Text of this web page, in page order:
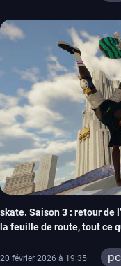
skate. Saison 3 : retour de
la feuille de route, tout ce
20 février 2026 à 19:35 pc